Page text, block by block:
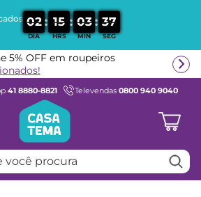
02
DIA
: 15
HRS
: 03
MIN
: 36
SEG
5% OFF em roupeiros
41 8880-8821 Televendas 0800 940 9040
procura